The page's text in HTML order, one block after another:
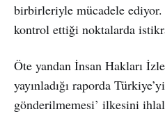
birbirleriyle mücadele
kontrol ettiği noktalarda
Öte yandan İnsan Hakları
yayınladığı raporda
gönderilmemesi’ ilkesini